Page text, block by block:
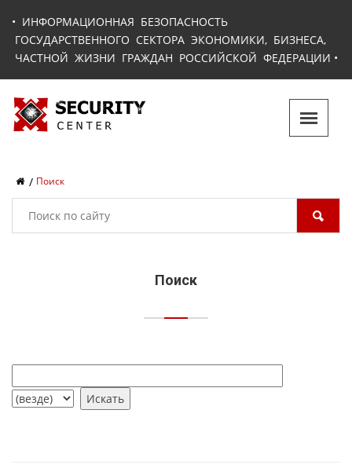
• ИНФОРМАЦИОННАЯ БЕЗОПАСНОСТЬ
ГОСУДАРСТВЕННОГО СЕКТОРА ЭКОНОМИКИ, БИЗНЕСА,
ЧАСТНОЙ ЖИЗНИ ГРАЖДАН РОССИЙСКОЙ ФЕДЕРАЦИИ •
Поиск
Поиск